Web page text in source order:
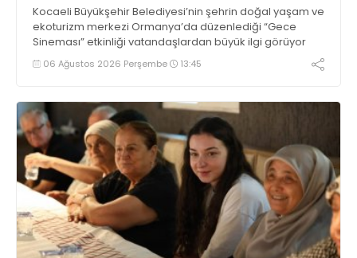
Kocaeli Büyükşehir Belediyesi’nin şehrin doğal yaşam ve
ekoturizm merkezi Ormanya’da düzenlediği “Gece
Sineması” etkinliği vatandaşlardan büyük ilgi görüyor
06 Ağustos 2026 Perşembe 13:45